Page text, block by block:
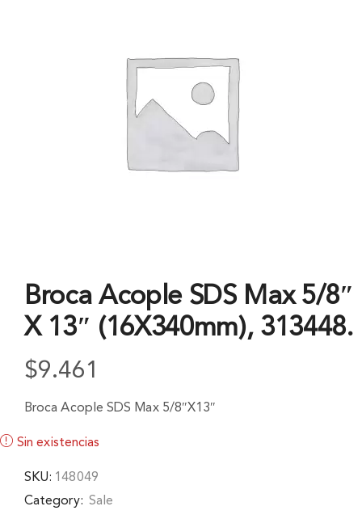
Broca Acople SDS Max 5/8″
X 13″ (16X340mm), 313448.
$9.461
Broca Acople SDS Max 5/8″X13″
Sin existencias
SKU: 148049
Category: Sale